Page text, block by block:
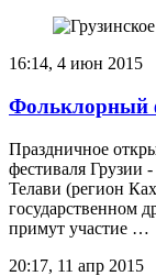
16:14, 4 июн 2015
Фольклорный
Праздничное
фестиваля Грузии
Телави (регион
государственном
примут участие …
20:17, 11 апр 2015